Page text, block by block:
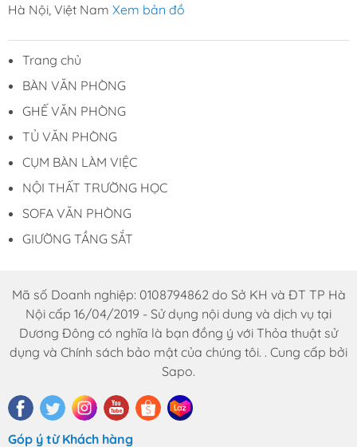
Hà Nội, Việt Nam Xem bản đồ
Trang chủ
BÀN VĂN PHÒNG
GHẾ VĂN PHÒNG
TỦ VĂN PHÒNG
CỤM BÀN LÀM VIỆC
NỘI THẤT TRƯỜNG HỌC
SOFA VĂN PHÒNG
GIƯỜNG TẦNG SẮT
Mã số Doanh nghiệp: 0108794862 do Sở KH và ĐT TP Hà
Nội cấp 16/04/2019 - Sử dụng nội dung và dịch vụ tại
Dương Đông có nghĩa là bạn đồng ý với Thỏa thuật sử
dụng và Chính sách bảo mật của chúng tôi. . Cung cấp bởi
Sapo.
Góp ý từ Khách hàng